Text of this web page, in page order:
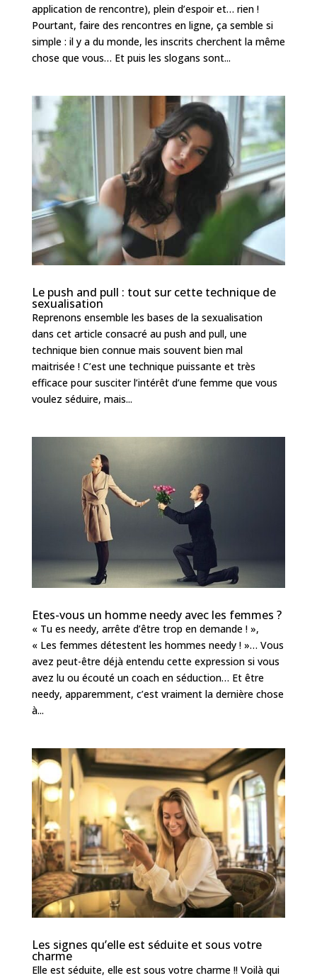
application de rencontre), plein d’espoir et… rien !
Pourtant, faire des rencontres en ligne, ça semble si
simple : il y a du monde, les inscrits cherchent la même
chose que vous… Et puis les slogans sont...
Le push and pull : tout sur cette technique de
sexualisation
Reprenons ensemble les bases de la sexualisation
dans cet article consacré au push and pull, une
technique bien connue mais souvent bien mal
maitrisée ! C’est une technique puissante et très
efficace pour susciter l’intérêt d’une femme que vous
voulez séduire, mais...
Etes-vous un homme needy avec les femmes ?
« Tu es needy, arrête d’être trop en demande ! »,
« Les femmes détestent les hommes needy ! »… Vous
avez peut-être déjà entendu cette expression si vous
avez lu ou écouté un coach en séduction… Et être
needy, apparemment, c’est vraiment la dernière chose
à...
Les signes qu’elle est séduite et sous votre
charme
Elle est séduite, elle est sous votre charme !! Voilà qui